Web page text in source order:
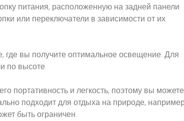
питания, расположенную на задней панели
или переключатели в зависимости от их
где вы получите оптимальное освещение. Для
по высоте.
портативность и легкость, поэтому вы
подходит для отдыха на природе,
быть ограничен.